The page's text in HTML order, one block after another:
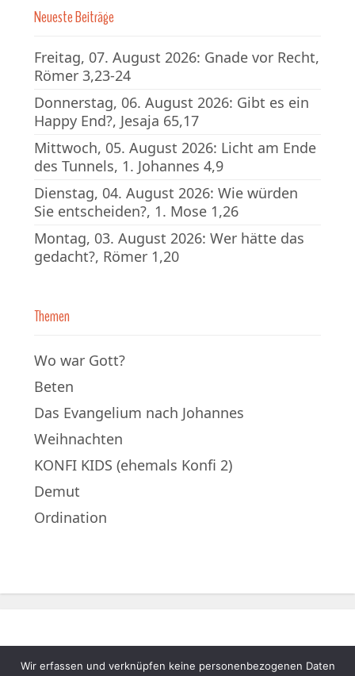
Neueste Beiträge
Freitag, 07. August 2026: Gnade vor Recht,
Römer 3,23-24
Donnerstag, 06. August 2026: Gibt es ein
Happy End?, Jesaja 65,17
Mittwoch, 05. August 2026: Licht am Ende
des Tunnels, 1. Johannes 4,9
Dienstag, 04. August 2026: Wie würden
Sie entscheiden?, 1. Mose 1,26
Montag, 03. August 2026: Wer hätte das
gedacht?, Römer 1,20
Themen
Wo war Gott?
Beten
Das Evangelium nach Johannes
Weihnachten
KONFI KIDS (ehemals Konfi 2)
Demut
Ordination
Wir erfassen und verknüpfen keine personenbezogenen Daten